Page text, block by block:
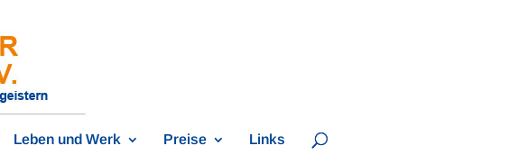
Leben und Werk Preise Links